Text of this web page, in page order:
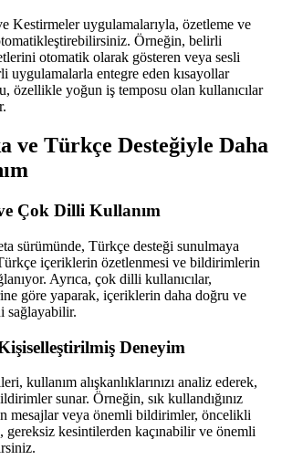
Kestirmeler uygulamalarıyla, özetleme ve
Örneğin, belirli
otomatik olarak gösteren veya sesli
uygulamalarla entegre eden kısayollar
özellikle yoğun iş temposu olan kullanıcılar
ve Türkçe Desteğiyle Daha
Çok Dilli Kullanım
sürümünde, Türkçe desteği sunulmaya
içeriklerin özetlenmesi ve bildirimlerin
Ayrıca, çok dilli kullanıcılar,
göre yaparak, içeriklerin daha doğru ve
sağlayabilir.
Deneyim
kullanım alışkanlıklarınızı analiz ederek,
sunar. Örneğin, sık kullandığınız
mesajlar veya önemli bildirimler, öncelikli
gereksiz kesintilerden kaçınabilir ve önemli